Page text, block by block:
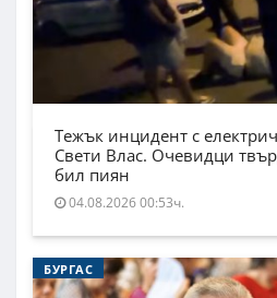
Тежък инцидент с
Свети Влас. Очевидци
бил пиян
04.08.2026 00:53ч.
БУРГАС